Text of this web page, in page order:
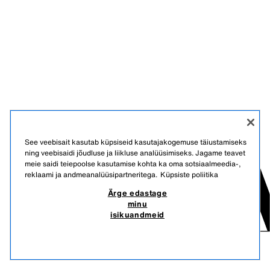
See veebisait kasutab küpsiseid kasutajakogemuse täiustamiseks
ning veebisaidi jõudluse ja liikluse analüüsimiseks. Jagame teavet
meie saidi teiepoolse kasutamise kohta ka oma sotsiaalmeedia-,
reklaami ja andmeanalüüsipartneritega. Küpsiste poliitika
Ärge edastage
minu
isikuandmeid